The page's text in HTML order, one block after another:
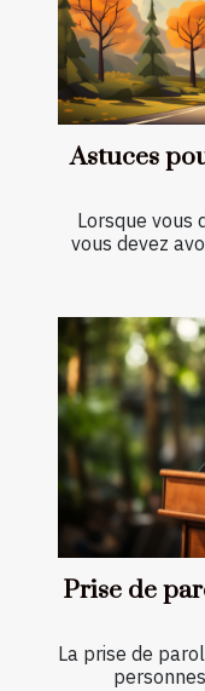
Astuces
Lorsque vous
vous devez
Prise de
La prise de